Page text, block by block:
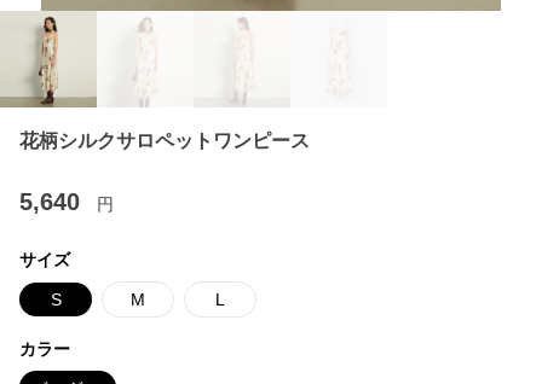
花柄シルクサロペットワンピース
5,640 円
サイズ
S M L
カラー